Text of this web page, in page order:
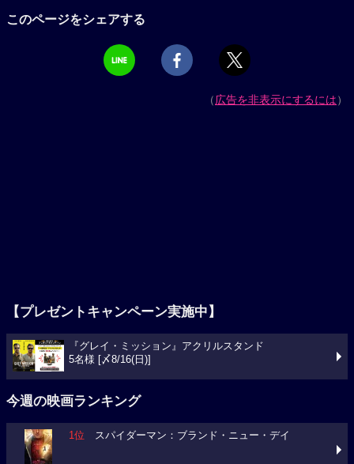
このページをシェアする
（広告を非表示にするには）
【プレゼントキャンペーン実施中】
『グレイ・ミッション』アクリルスタンド
5名様 [〆8/16(日)]
今週の映画ランキング
1位 スパイダーマン：ブランド・ニュー・デイ